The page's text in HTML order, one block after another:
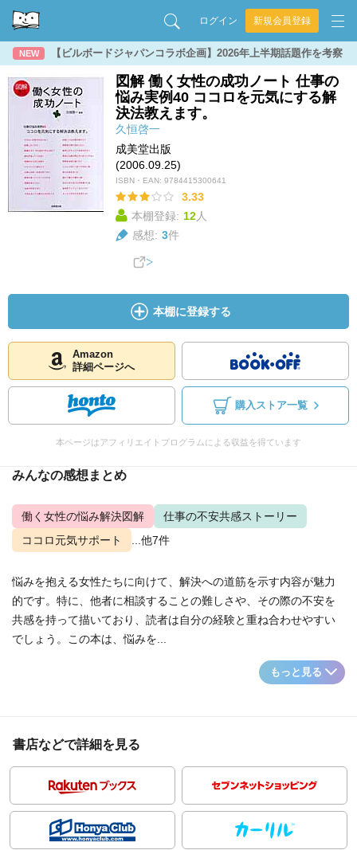
ログイン 新規会員登録
NEW 【ビルボードジャパンコラボ企画】2026年上半期話題作を考察
図解 働く女性の成功ノート 仕事の
悩み実例40 ココロを元気にする解
決法教えます。
久恒啓一
成美堂出版
(2006.09.25)
ISBN・EAN: 9784415300641
3.33
本棚登録: 12人
感想: 3件
本棚に登録する
Amazon
詳細ページへ
購入ストア一覧
本ページはアフィリエイトプログラムによる収益を得ています
みんなの感想まとめ
働く女性の悩み解決図解
仕事の不安共感ストーリー
ココロ元気サポート
...他7件
悩みを抱える女性たちに向けて、解決への道筋を示す内容が魅力
的です。特に、他者に相談することの難しさや、その際の不安を
共感を持って描いており、読者は自分の経験と重ね合わせやすい
でしょう。この本は、悩みを...
もっと見る
書店などで詳細を見る